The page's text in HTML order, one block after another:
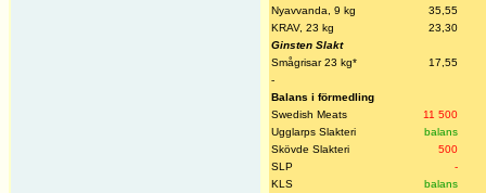
Nyavvanda, 9 kg
35,55
KRAV, 23 kg
23,30
Ginsten Slakt
Smågrisar 23 kg*
17,55
-
Balans i förmedling
Swedish Meats
11 500
Ugglarps Slakteri
balans
Skövde Slakteri
500
SLP
-
KLS
balans